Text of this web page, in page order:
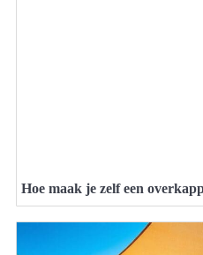
Hoe maak je zelf een